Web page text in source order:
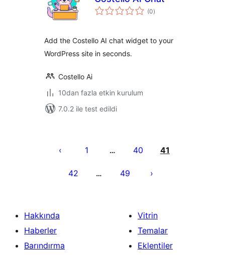
(0toplam
puan
)
Add the Costello AI chat widget to your
WordPress site in seconds.
Costello Ai
10dan fazla etkin kurulum
7.0.2 ile test edildi
sayfalaması
1 … 40 41
42 … 49
Hakkında
Haberler
Barındırma
Vitrin
Temalar
Eklentiler